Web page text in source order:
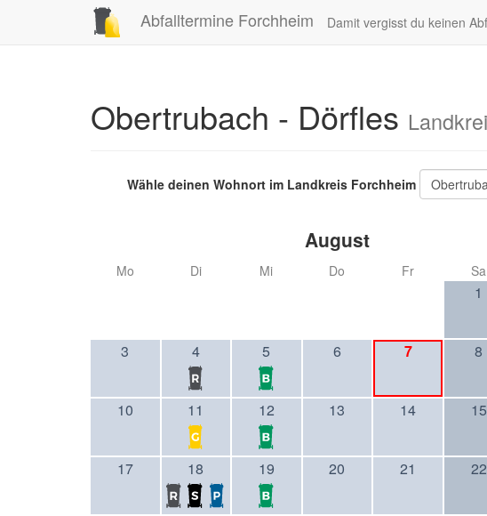
Abfalltermine Forchheim Damit vergisst du keinen
Obertrubach - Dörfles
Wähle deinen Wohnort im Landkreis Forchheim
August
Mo Di Mi Do Fr Sa
1
3 4 5 6 7 8
10 11 12 13 14 15
17 18 19 20 21 22